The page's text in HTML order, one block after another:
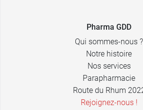
Pharma GDD
Qui sommes-nous ?
Notre histoire
Nos services
Parapharmacie
Route du Rhum
Rejoignez-nous !